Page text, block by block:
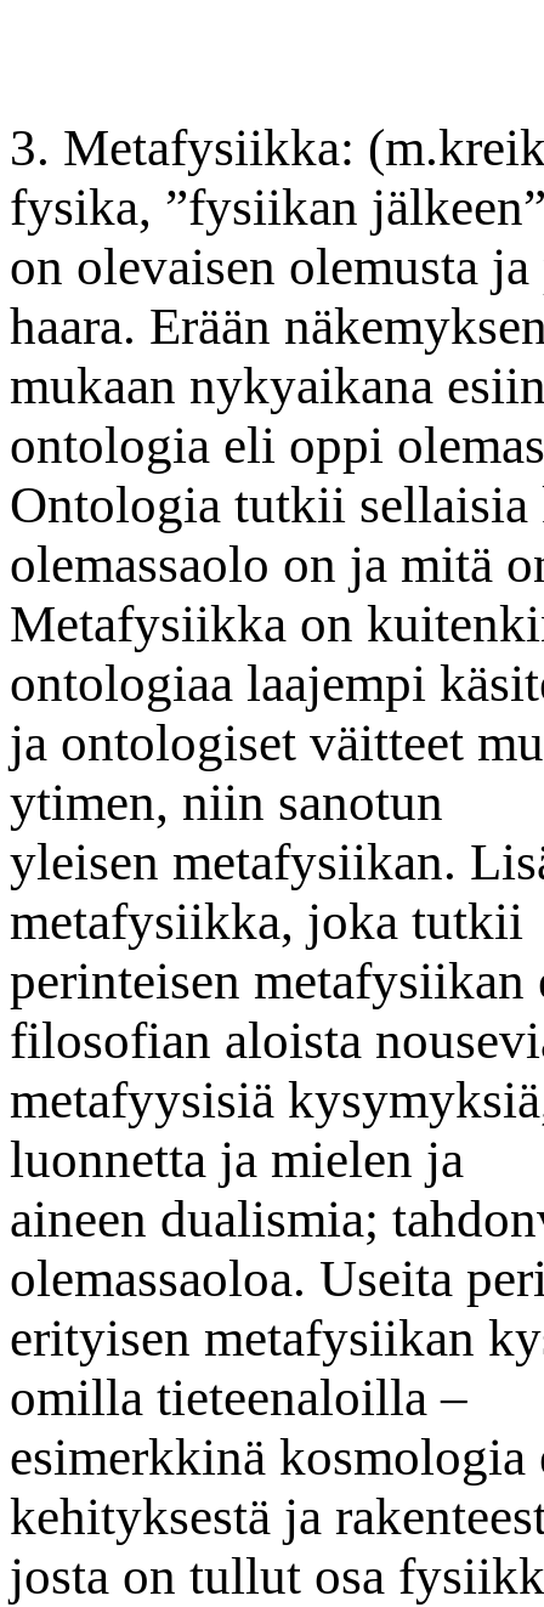
3. Metafysiikka:
fysika, ”fysiikan
on olevaisen olemusta
haara. Erään
mukaan nykyaikana
ontologia eli oppi
Ontologia tutkii
olemassaolo on ja mitä
Metafysiikka on
ontologiaa laajempi
ja ontologiset väitteet
ytimen, niin sanotun
yleisen metafysiikan.
metafysiikka, joka tutkii
perinteisen
filosofian aloista
metafyysisiä
luonnetta ja mielen ja
aineen dualismia;
olemassaoloa. Useita
erityisen metafysiikan
omilla tieteenaloilla –
esimerkkinä
kehityksestä ja
josta on tullut osa